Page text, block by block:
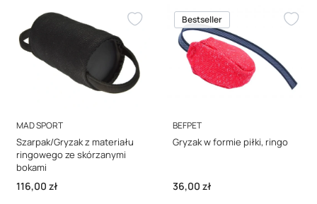
PRODUCENT
MAD SPORT
Szarpak/Gryzak z materiału
ringowego ze skórzanymi
bokami
Cena
116,00 zł
Bestseller
PRODUCENT
BEFPET
Gryzak w formie piłki, ringo
Cena
36,00 zł